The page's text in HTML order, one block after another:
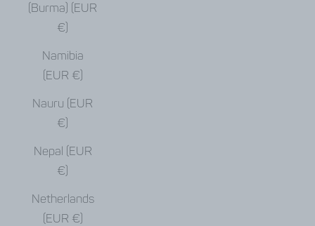
(Burma) (EUR
€)
Namibia
(EUR €)
Nauru (EUR
€)
Nepal (EUR
€)
Netherlands
(EUR €)